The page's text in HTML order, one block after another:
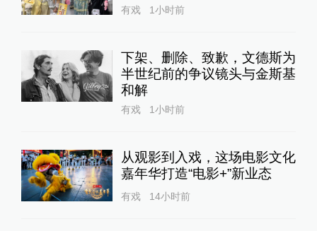
有戏 1小时前
下架、删除、致歉，文德斯为
半世纪前的争议镜头与金斯基
和解
有戏 1小时前
从观影到入戏，这场电影文化
嘉年华打造“电影+”新业态
有戏 14小时前